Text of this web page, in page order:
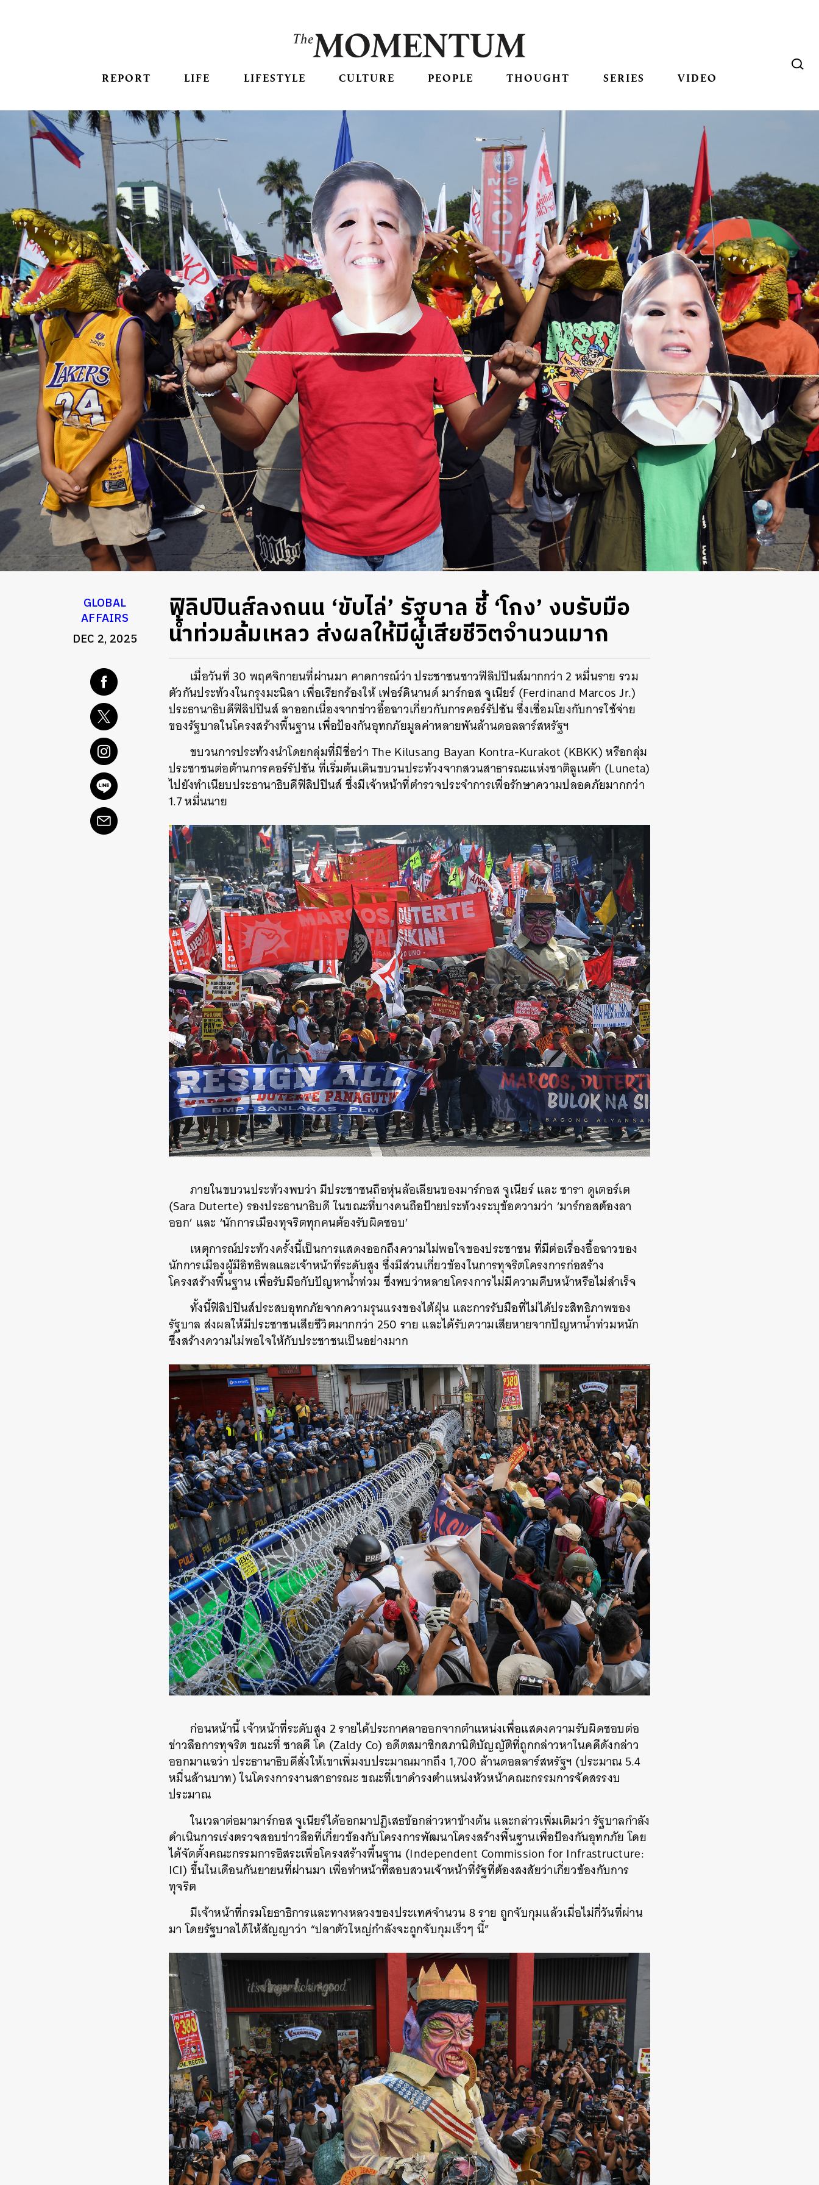
REPORT LIFE LIFESTYLE CULTURE PEOPLE THOUGHT SERIES VIDEO
GLOBAL
AFFAIRS
DEC 2, 2025
ฟิลิปปินส์ลงถนน ‘ขับไล่’ รัฐบาล ชี้ ‘โกง’ งบรับมือ
น้ำท่วมล้มเหลว ส่งผลให้มีผู้เสียชีวิตจำนวนมาก
เมื่อวันที่ 30 พฤศจิกายนที่ผ่านมา คาดการณ์ว่า ประชาชนชาวฟิลิปปินส์มากกว่า 2 หมื่นราย รวม
ตัวกันประท้วงในกรุงมะนิลา เพื่อเรียกร้องให้ เฟอร์ดินานด์ มาร์กอส จูเนียร์ (Ferdinand Marcos Jr.)
ประธานาธิบดีฟิลิปปินส์ ลาออกเนื่องจากข่าวอื้อฉาวเกี่ยวกับการคอร์รัปชัน ซึ่งเชื่อมโยงกับการใช้จ่าย
ของรัฐบาลในโครงสร้างพื้นฐาน เพื่อป้องกันอุทกภัยมูลค่าหลายพันล้านดอลลาร์สหรัฐฯ
ขบวนการประท้วงนำโดยกลุ่มที่มีชื่อว่า The Kilusang Bayan Kontra-Kurakot (KBKK) หรือกลุ่ม
ประชาชนต่อต้านการคอร์รัปชัน ที่เริ่มต้นเดินขบวนประท้วงจากสวนสาธารณะแห่งชาติลูเนต้า (Luneta)
ไปยังทำเนียบประธานาธิบดีฟิลิปปินส์ ซึ่งมีเจ้าหน้าที่ตำรวจประจำการเพื่อรักษาความปลอดภัยมากกว่า
1.7 หมื่นนาย
ภายในขบวนประท้วงพบว่า มีประชาชนถือหุ่นล้อเลียนของมาร์กอส จูเนียร์ และ ซารา ดูเตอร์เต
(Sara Duterte) รองประธานาธิบดี ในขณะที่บางคนถือป้ายประท้วงระบุข้อความว่า ‘มาร์กอสต้องลา
ออก’ และ ‘นักการเมืองทุจริตทุกคนต้องรับผิดชอบ’
เหตุการณ์ประท้วงครั้งนี้เป็นการแสดงออกถึงความไม่พอใจของประชาชน ที่มีต่อเรื่องอื้อฉาวของ
นักการเมืองผู้มีอิทธิพลและเจ้าหน้าที่ระดับสูง ซึ่งมีส่วนเกี่ยวข้องในการทุจริตโครงการก่อสร้าง
โครงสร้างพื้นฐาน เพื่อรับมือกับปัญหาน้ำท่วม ซึ่งพบว่าหลายโครงการไม่มีความคืบหน้าหรือไม่สำเร็จ
ทั้งนี้ฟิลิปปินส์ประสบอุทกภัยจากความรุนแรงของไต้ฝุ่น และการรับมือที่ไม่ได้ประสิทธิภาพของ
รัฐบาล ส่งผลให้มีประชาชนเสียชีวิตมากกว่า 250 ราย และได้รับความเสียหายจากปัญหาน้ำท่วมหนัก
ซึ่งสร้างความไม่พอใจให้กับประชาชนเป็นอย่างมาก
ก่อนหน้านี้ เจ้าหน้าที่ระดับสูง 2 รายได้ประกาศลาออกจากตำแหน่งเพื่อแสดงความรับผิดชอบต่อ
ข่าวลือการทุจริต ขณะที่ ซาลดี โค (Zaldy Co) อดีตสมาชิกสภานิติบัญญัติที่ถูกกล่าวหาในคดีดังกล่าว
ออกมาแฉว่า ประธานาธิบดีสั่งให้เขาเพิ่มงบประมาณมากถึง 1,700 ล้านดอลลาร์สหรัฐฯ (ประมาณ 5.4
หมื่นล้านบาท) ในโครงการงานสาธารณะ ขณะที่เขาดำรงตำแหน่งหัวหน้าคณะกรรมการจัดสรรงบ
ประมาณ
ในเวลาต่อมามาร์กอส จูเนียร์ได้ออกมาปฏิเสธข้อกล่าวหาข้างต้น และกล่าวเพิ่มเติมว่า รัฐบาลกำลัง
ดำเนินการเร่งตรวจสอบข่าวลือที่เกี่ยวข้องกับโครงการพัฒนาโครงสร้างพื้นฐานเพื่อป้องกันอุทกภัย โดย
ได้จัดตั้งคณะกรรมการอิสระเพื่อโครงสร้างพื้นฐาน (Independent Commission for Infrastructure:
ICI) ขึ้นในเดือนกันยายนที่ผ่านมา เพื่อทำหน้าที่สอบสวนเจ้าหน้าที่รัฐที่ต้องสงสัยว่าเกี่ยวข้องกับการ
ทุจริต
มีเจ้าหน้าที่กรมโยธาธิการและทางหลวงของประเทศจำนวน 8 ราย ถูกจับกุมแล้วเมื่อไม่กี่วันที่ผ่าน
มา โดยรัฐบาลได้ให้สัญญาว่า “ปลาตัวใหญ่กำลังจะถูกจับกุมเร็วๆ นี้”
SHARE TWEET LINE EMAIL